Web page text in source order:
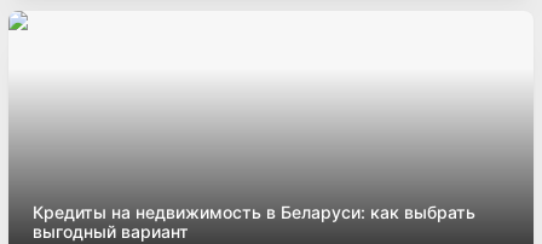
Кредиты на недвижимость в Беларуси: как выбрать
выгодный вариант